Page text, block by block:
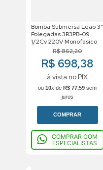
Bomba Submersa Leão 3"
Polegadas 3R3PB-09
1/2Cv 220V Monofasico
R$862,20
R$ 698,38
à vista no PIX
ou 10x de R$ 77,59 sem
juros
COMPRAR
COMPRAR COM
ESPECIALISTAS